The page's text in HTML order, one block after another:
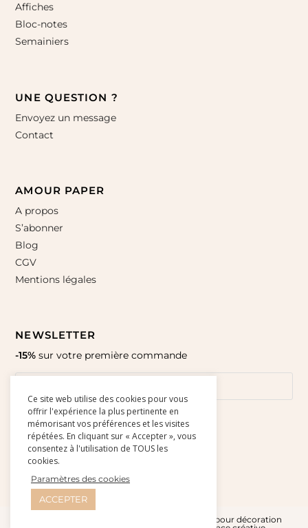
Affiches
Bloc-notes
Semainiers
UNE QUESTION ?
Envoyez un message
Contact
AMOUR PAPER
A propos
S’abonner
Blog
CGV
Mentions légales
NEWSLETTER
-15% sur votre première commande
© Amour Paper 2015-2026 l Affiches et cartes pour décoration
Ce site web utilise des cookies pour vous
offrir l'expérience la plus pertinente en
mémorisant vos préférences et les visites
répétées. En cliquant sur « Accepter », vous
consentez à l'utilisation de TOUS les
cookies.
Paramètres des cookies
ACCEPTER